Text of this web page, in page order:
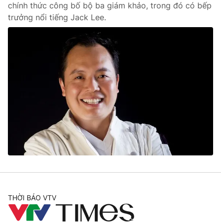
chính thức công bố bộ ba giám khảo, trong đó có bếp
trưởng nổi tiếng Jack Lee.
THỜI BÁO VTV